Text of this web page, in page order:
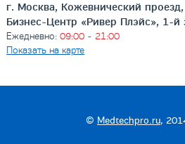
г. Москва, Кожевнический
Бизнес-Центр «Ривер Плэйс», 1-й
Ежедневно: 09:00 - 21:00
Показать на карте
© Medtechpro.ru,